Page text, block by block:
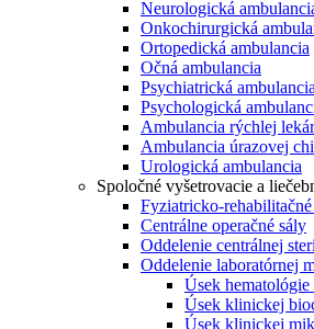
Neurologická
Onkochirurgická
Ortopedická ambulancia
Očná ambulancia
Psychiatrická ambulancia
Psychologická
Ambulancia rýchlej
Ambulancia úrazovej
Urologická ambulancia
Spoločné vyšetrovacie a
Fyziatricko-
Centrálne operačné sály
Oddelenie centrálnej
Oddelenie laboratórnej
Úsek
Úsek klinickej
Úsek klinickej